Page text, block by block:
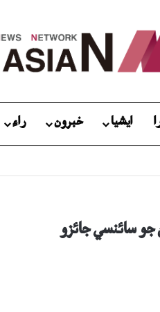
ايشيا خبرون راءِ
سائنسي جائزو